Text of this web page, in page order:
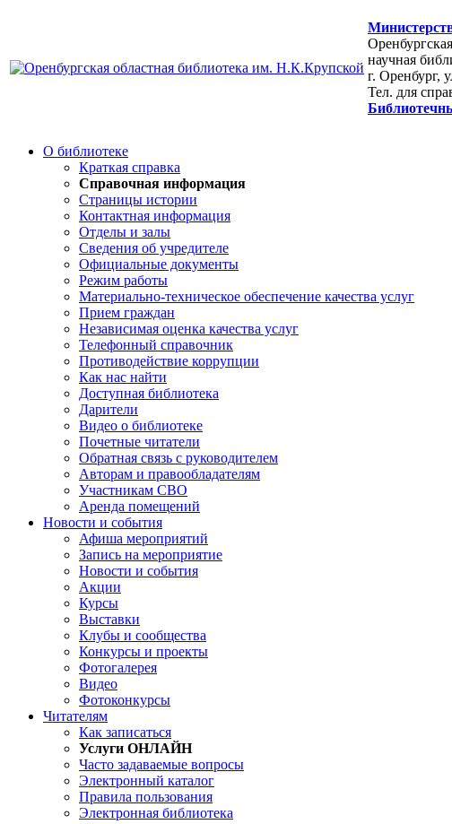
научная
г. Оренбург,
Тел. для
О библиотеке
Краткая справка
Справочная информация
Страницы истории
Контактная информация
Отделы и залы
Сведения об учредителе
Официальные документы
Режим работы
Материально-техническое обеспечение качества услуг
Прием граждан
Независимая оценка качества услуг
Телефонный справочник
Противодействие коррупции
Как нас найти
Доступная библиотека
Дарители
Видео о библиотеке
Почетные читатели
Обратная связь с руководителем
Авторам и правообладателям
Участникам СВО
Аренда помещений
Новости и события
Афиша мероприятий
Запись на мероприятие
Новости и события
Акции
Курсы
Выставки
Клубы и сообщества
Конкурсы и проекты
Фотогалерея
Видео
Фотоконкурсы
Читателям
Как записаться
Услуги ОНЛАЙН
Часто задаваемые вопросы
Электронный каталог
Правила пользования
Электронная библиотека